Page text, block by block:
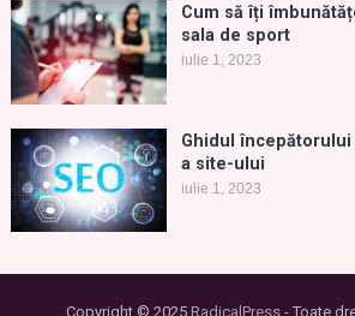
Cum să îți
sala de sport
iulie 1, 2023
Ghidul începătorului
a site-ului
iulie 1, 2023
Copyright © 2025 RadicalPress- Toate